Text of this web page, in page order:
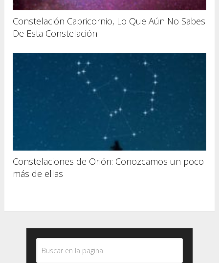
Constelación Capricornio, Lo Que Aún No Sabes
De Esta Constelación
Constelaciones de Orión: Conozcamos un poco
más de ellas